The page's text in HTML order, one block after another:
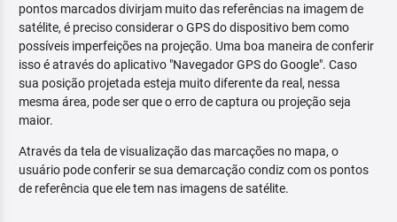
pontos marcados divirjam muito das referências na imagem de
satélite, é preciso considerar o GPS do dispositivo bem como
possíveis imperfeições na projeção. Uma boa maneira de conferir
isso é através do aplicativo "Navegador GPS do Google". Caso
sua posição projetada esteja muito diferente da real, nessa
mesma área, pode ser que o erro de captura ou projeção seja
maior.
Através da tela de visualização das marcações no mapa, o
usuário pode conferir se sua demarcação condiz com os pontos
de referência que ele tem nas imagens de satélite.